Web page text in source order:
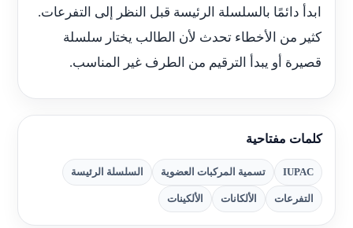
ابدأ دائمًا بالسلسلة الرئيسة قبل النظر إلى التفرعات.
كثير من الأخطاء تحدث لأن الطالب يختار سلسلة
قصيرة أو يبدأ الترقيم من الطرف غير المناسب.
كلمات مفتاحية
IUPAC تسمية المركبات العضوية السلسلة الرئيسة
التفرعات الألكانات الألكينات